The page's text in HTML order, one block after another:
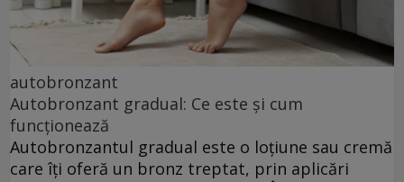
autobronzant
Autobronzant gradual: Ce este și cum
funcționează
Autobronzantul gradual este o loțiune sau cremă
care îți oferă un bronz treptat, prin aplicări